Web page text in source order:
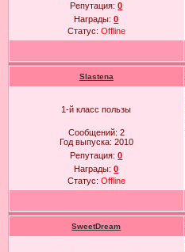
Репутация:0
Награды:0
Статус: Offline
Slastena
1-й класс пользы
Сообщений: 2
Год выпуска: 2010
Репутация:0
Награды:0
Статус: Offline
SweetDream